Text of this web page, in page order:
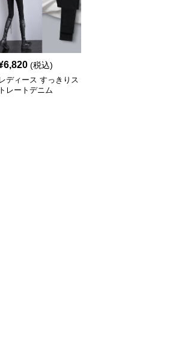
6,820 (税込)
レディース すっきりス
トレートデニム